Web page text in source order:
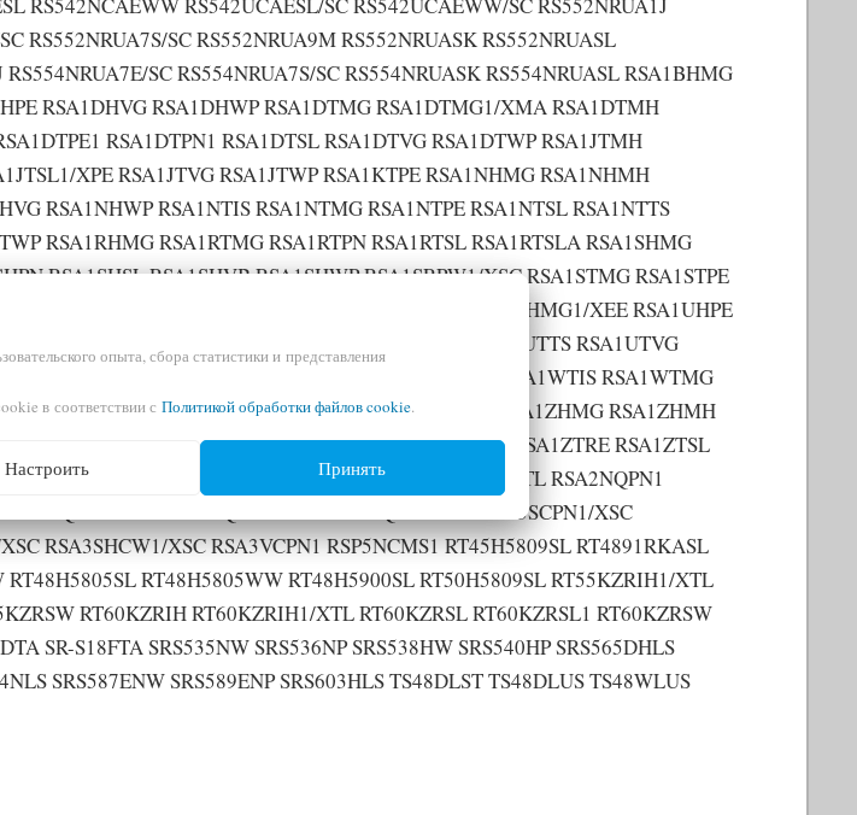
RS552NRUA7S/SC RS552NRUA9M RS552NRUASK RS552NRUASL
SC RS554NRUA7S/SC RS554NRUASK RS554NRUASL RSA1BHMG
RSA1DHVG RSA1DHWP RSA1DTMG RSA1DTMG1/XMA RSA1DTMH
RSA1DTPN1 RSA1DTSL RSA1DTVG RSA1DTWP RSA1JTMH
XPE RSA1JTVG RSA1JTWP RSA1KTPE RSA1NHMG RSA1NHMH
RSA1NHWP RSA1NTIS RSA1NTMG RSA1NTPE RSA1NTSL RSA1NTTS
RSA1RHMG RSA1RTMG RSA1RTPN RSA1RTSL RSA1RTSLA RSA1SHMG
RSA1SHSL RSA1SHVB RSA1SHWP RSA1SRPW1/XSC RSA1STMG RSA1STPE
RSA1STVB RSA1STWP RSA1STWPA RSA1UHMG RSA1UHMG1/XEE RSA1UHPE
RSA1UTNE RSA1UTPE RSA1UTSL RSA1UTTC RSA1UTTS RSA1UTVG
RSA1VTSL RSA1VTWP RSA1WHMG RSA1WHPE RSA1WTIS RSA1WTMG
RSA1WTTS RSA1WTVG RSA1WTWP RSA1ZHME RSA1ZHMG RSA1ZHMH
RSA1ZRVG1/XSC RSA1ZTMG RSA1ZTMH RSA1ZTPE RSA1ZTRE RSA1ZTSL
RSA23DTPE RSA23DTWP RSA23NTPE RSA2NQMG1/XTL RSA2NQPN1
RSA2SQVS1/XSC RSA2VQVS1/XSC RSA2ZQVS1/XSC RSA3SCPN1/XSC
RSA3SHCW1/XSC RSA3VCPN1 RSP5NCMS1 RT45H5809SL RT4891RKASL
RT48H5805WW RT48H5900SL RT50H5809SL RT55KZRIH1/XTL
RT60KZRIH RT60KZRIH1/XTL RT60KZRSL RT60KZRSL1 RT60KZRSW
SR-S18FTA SRS535NW SRS536NP SRS538HW SRS540HP SRS565DHLS
SRS587ENW SRS589ENP SRS603HLS TS48DLST TS48DLUS TS48WLUS
опыта, сбора статистики и представления
в соответствии с Политикой обработки файлов cookie.
Настроить Принять